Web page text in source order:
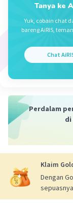
Tanya ke
Yuk, cobain chat
bareng AiRIS,
Chat
Perdalam
di
Klaim
Dengan